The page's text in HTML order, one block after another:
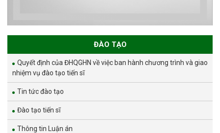
ĐÀO TẠO
Quyết định của ĐHQGHN về việc ban hành chương trình và giao
nhiệm vụ đào tạo tiến sĩ
Tin tức đào tạo
Đào tạo tiến sĩ
Thông tin Luận án